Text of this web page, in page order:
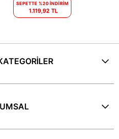
SEPETTE %20 İNDİRİM
1.119,92 TL